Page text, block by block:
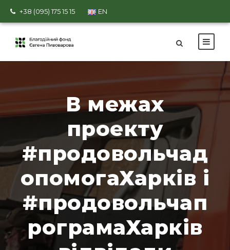
+38 (095) 175 15 15 EN
В межах
проекту
#продовольчад
опомогаХарків і
#продовольчап
рограмаХарків